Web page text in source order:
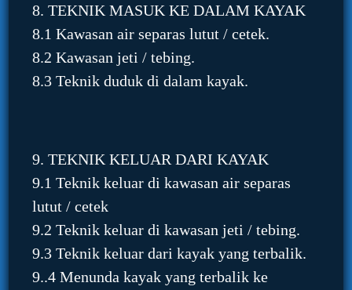
8. TEKNIK MASUK KE DALAM KAYAK
8.1 Kawasan air separas lutut / cetek.
8.2 Kawasan jeti / tebing.
8.3 Teknik duduk di dalam kayak.
9. TEKNIK KELUAR DARI KAYAK
9.1 Teknik keluar di kawasan air separas
lutut / cetek
9.2 Teknik keluar di kawasan jeti / tebing.
9.3 Teknik keluar dari kayak yang terbalik.
9..4 Menunda kayak yang terbalik ke